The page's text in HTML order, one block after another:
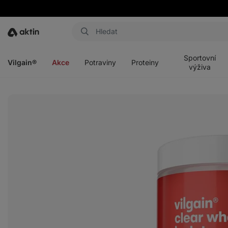
Aktin
Vilgain® Akce Potraviny Proteiny
Sportovní
výživa